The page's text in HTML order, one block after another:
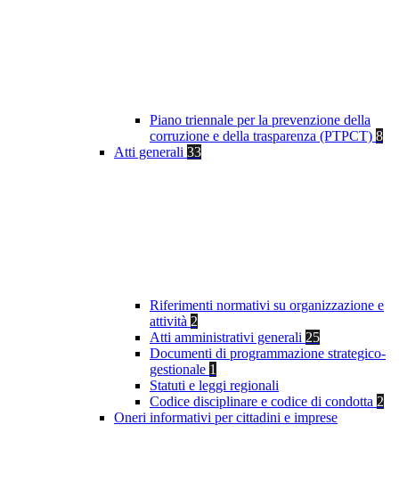
Piano triennale per la prevenzione della
corruzione e della trasparenza (PTPCT) 8
Atti generali 33
Riferimenti normativi su organizzazione e
attività 2
Atti amministrativi generali 25
Documenti di programmazione strategico-
gestionale 1
Statuti e leggi regionali
Codice disciplinare e codice di condotta 2
Oneri informativi per cittadini e imprese